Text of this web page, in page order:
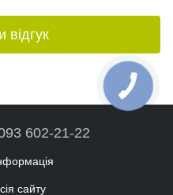
відгук
602-21-22
сайту